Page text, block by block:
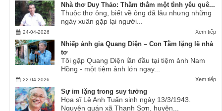
Nhà thơ Duy Thảo: Thăm thẳm một tình yêu quê...
Thuộc thơ ông, biết về ông đã lâu nhưng những
ngày xuân gặp lại người...
Xem tiếp
24-04-2026
Nhiếp ảnh gia Quang Diện – Con Tằm lặng lẽ nhả
tơ
Tôi gặp Quang Diện lần đầu tại tiệm ảnh Nam
Hồng - một tiệm ảnh lớn ngay...
Xem tiếp
22-04-2026
Sự im lặng trong suy tưởng
Họa sĩ Lê Anh Tuấn sinh ngày 13/3/1943.
Nguyên quán xã Thanh Sơn, huyện...